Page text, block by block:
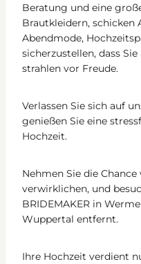
Beratung und eine
Brautkleidern, schicken
Abendmode,
sicherzustellen, dass
strahlen vor Freude.
Verlassen Sie sich auf
genießen Sie eine
Hochzeit.
Nehmen Sie die
verwirklichen, und
BRIDEMAKER in
Wuppertal entfernt.
Ihre Hochzeit verdient